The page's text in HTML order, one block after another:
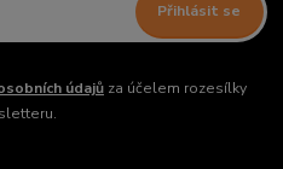
Přihlásit se
údajůza účelem rozesílky